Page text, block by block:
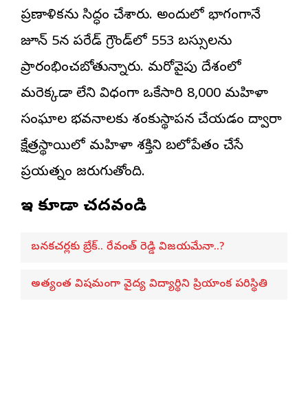
ప్రణాళికను సిద్ధం చేశారు. అందులో భాగంగానే
జూన్ 5న పరేడ్ గ్రౌండ్‌లో 553 బస్సులను
ప్రారంభించబోతున్నారు. మరోవైపు దేశంలో
మరెక్కడా లేని విధంగా ఒకేసారి 8,000 మహిళా
సంఘాల భవనాలకు శంకుస్థాపన చేయడం ద్వారా
క్షేత్రస్థాయిలో మహిళా శక్తిని బలోపేతం చేసే
ప్రయత్నం జరుగుతోంది.
ఇవి కూడా చదవండి
బనకచర్లకు బ్రేక్.. రేవంత్ రెడ్డి విజయమేనా..?
అత్యంత విషమంగా వైద్య విద్యార్థిని ప్రియాంక పరిస్థితి